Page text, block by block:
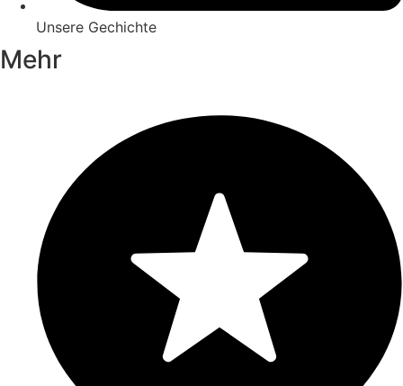
Unsere Gechichte
Mehr